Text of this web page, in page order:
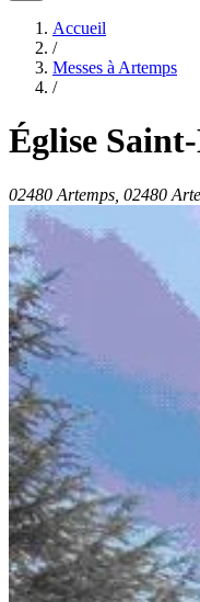
Accueil
/
Messes à Artemps
/
Église
02480 Artemps, 02480